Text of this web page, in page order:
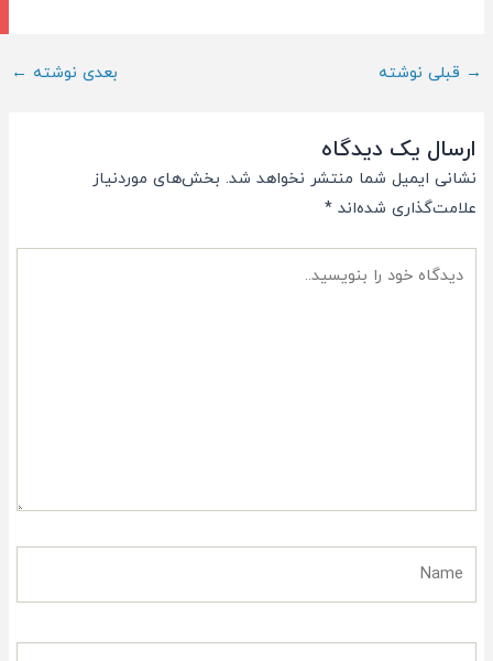
ناوبری
→قبلی نوشته بعدی نوشته ←
ارسال یک دیدگاه
نشانی ایمیل شما منتشر نخواهد شد. بخش‌های موردنیاز
علامت‌گذاری شده‌اند *
دیدگاه